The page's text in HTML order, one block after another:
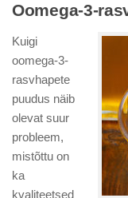
Oomega-3-
Kuigi
oomega-3-
rasvhapete
puudus näib
olevat suur
probleem,
mistõttu on
ka
kvaliteetsed